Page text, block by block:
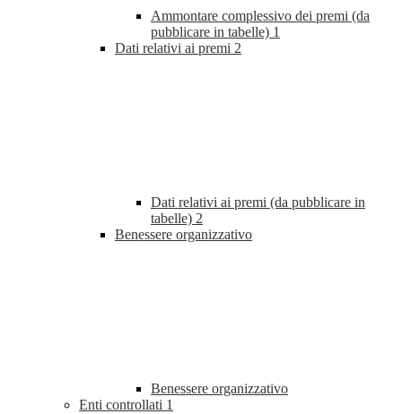
Ammontare complessivo dei premi (da
pubblicare in tabelle) 1
Dati relativi ai premi 2
Dati relativi ai premi (da pubblicare in
tabelle) 2
Benessere organizzativo
Benessere organizzativo
Enti controllati 1